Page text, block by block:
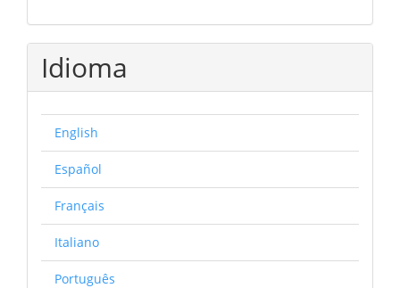
Idioma
English
Español
Français
Italiano
Português